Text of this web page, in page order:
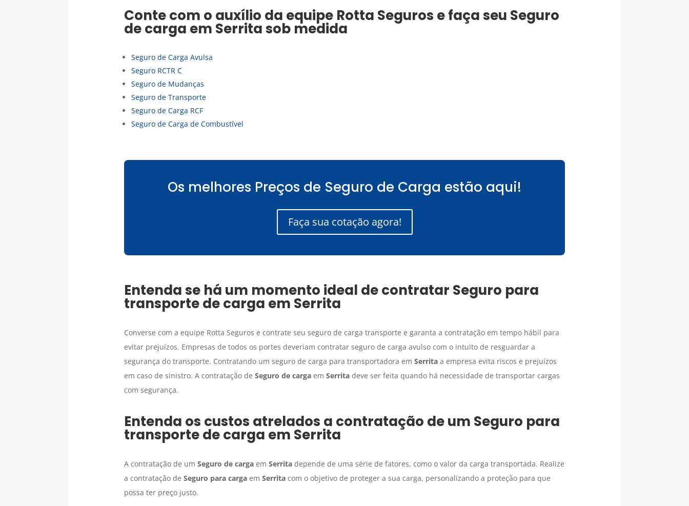
Conte com o auxílio da equipe Rotta Seguros e faça seu Seguro
de carga em Serritasob medida
Seguro de Carga Avulsa
Seguro RCTR C
Seguro de Mudanças
Seguro de Transporte
Seguro de Carga RCF
Seguro de Carga de Combustível
Os melhores Preços de Seguro de Carga estão aqui!
Faça sua cotação agora!
Entenda se há um momento ideal de contratar Seguro para
transporte de carga em Serrita
Converse com a equipe Rotta Seguros e contrate seu seguro de carga transporte e garanta a contratação em tempo hábil para
evitar prejuízos. Empresas de todos os portes deveriam contratar seguro de carga avulso com o intuito de resguardar a
segurança do transporte. Contratando um seguro de carga para transportadora em Serritaa empresa evita riscos e prejuízos
em caso de sinistro. A contratação de Seguro de cargaem Serritadeve ser feita quando há necessidade de transportar cargas
com segurança.
Entenda os custos atrelados a contratação de um Seguro para
transporte de carga em Serrita
A contratação de um Seguro de cargaem Serritadepende de uma série de fatores, como o valor da carga transportada. Realize
a contratação de Seguro para cargaem Serritacom o objetivo de proteger a sua carga, personalizando a proteção para que
possa ter preço justo.